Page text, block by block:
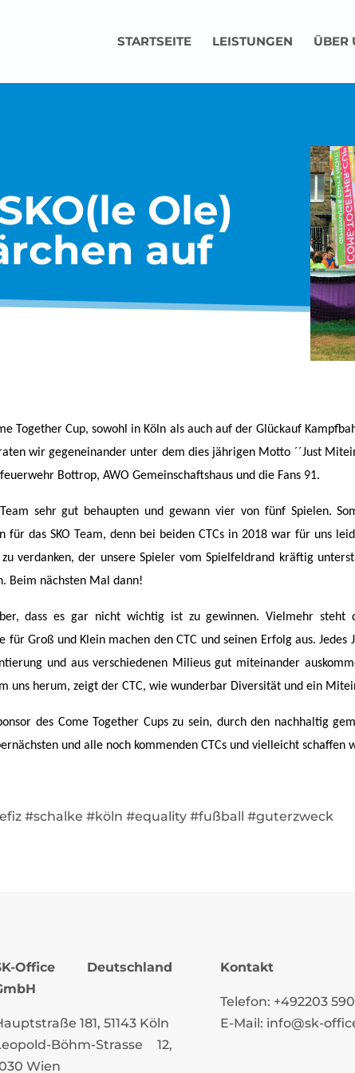
STARTSEITE LEISTUNGEN ÜBER
Ole)
auf
Together Cup, sowohl in Köln als auch auf der Glückauf
wir gegeneinander unter dem dies jährigen Motto ´´Just
Bottrop, AWO Gemeinschaftshaus und die Fans 91.
sehr gut behaupten und gewann vier von fünf Spielen.
für das SKO Team, denn bei beiden CTCs in 2018 war für uns
verdanken, der unsere Spieler vom Spielfeldrand kräftig
Beim nächsten Mal dann!
dass es gar nicht wichtig ist zu gewinnen. Vielmehr steht
für Groß und Klein machen den CTC und seinen Erfolg aus. Jedes
und aus verschiedenen Milieus gut miteinander
uns herum, zeigt der CTC, wie wunderbar Diversität und ein
des Come Together Cups zu sein, durch den nachhaltig
und alle noch kommenden CTCs und vielleicht schaffen
#schalke #köln #equality #fußball #guterzweck
Office Deutschland
181, 51143 Köln
Böhm-Strasse
12,
Wien
Kontakt
Telefon: +492203
E-Mail: info@sk-